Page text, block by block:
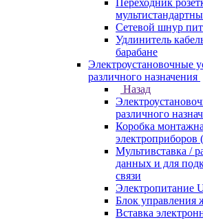
Переходник
Сетевой шнур
Удлинитель
барабане
Электроустановочные
различного назначения
Назад
различного
Коробка
электроприборов
Мультивставка /
данных и для
связи
Электропитание
Блок управления
Вставка